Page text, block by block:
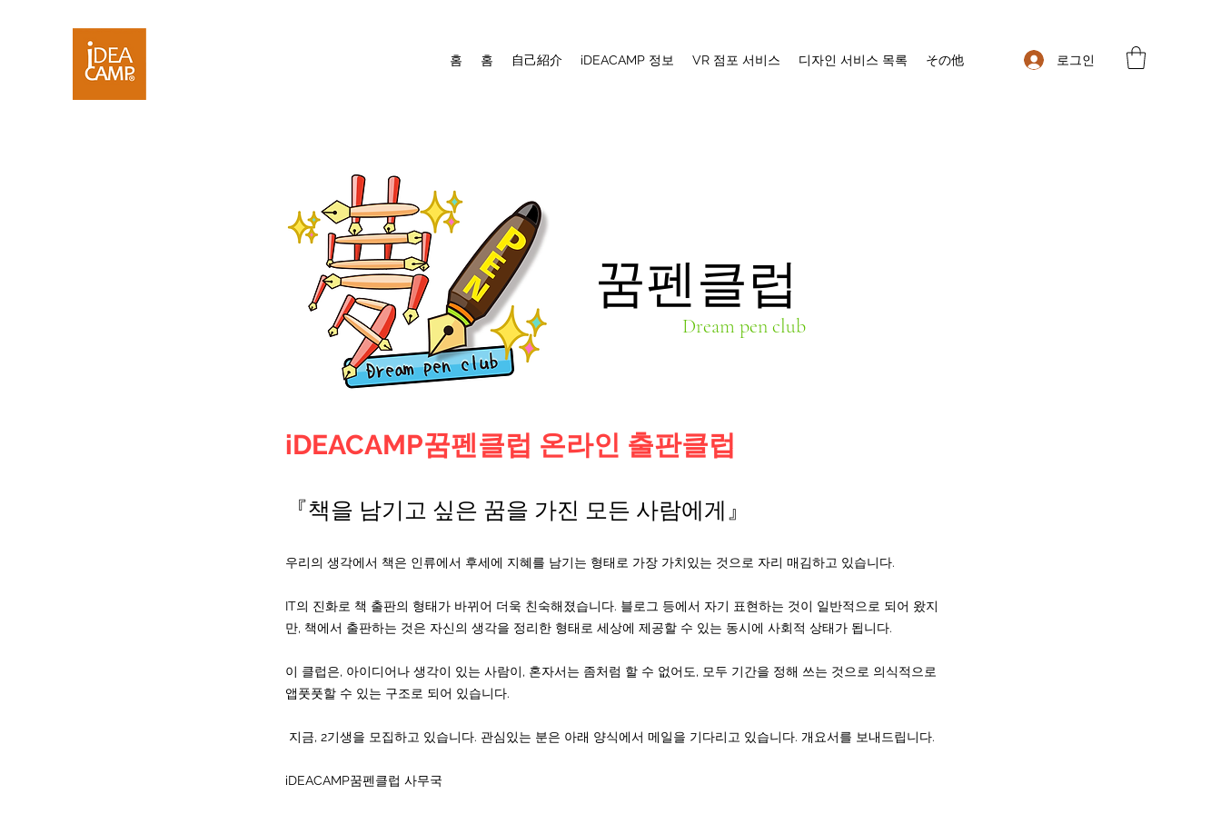
홈 홈 自己紹介 iDEACAMP 정보 VR 점포 서비스 디자인 서비스 목록 その他 로그인
꿈펜클럽
Dream pen club
iDEACAMP꿈펜클럽 온라인 출판클럽
『책을 남기고 싶은 꿈을 가진 모든 사람에게』
우리의 생각에서 책은 인류에서 후세에 지혜를 남기는 형태로 가장 가치있는 것으로 자리 매김하고 있습니다.
IT의 진화로 책 출판의 형태가 바뀌어 더욱 친숙해졌습니다. 블로그 등에서 자기 표현하는 것이 일반적으로 되어 왔지
만, 책에서 출판하는 것은 자신의 생각을 정리한 형태로 세상에 제공할 수 있는 동시에 사회적 상태가 됩니다.
이 클럽은, 아이디어나 생각이 있는 사람이, 혼자서는 좀처럼 할 수 없어도, 모두 기간을 정해 쓰는 것으로 의식적으로
앱풋풋할 수 있는 구조로 되어 있습니다.
지금, 2기생을 모집하고 있습니다. 관심있는 분은 아래 양식에서 메일을 기다리고 있습니다. 개요서를 보내드립니다.
iDEACAMP꿈펜클럽 사무국